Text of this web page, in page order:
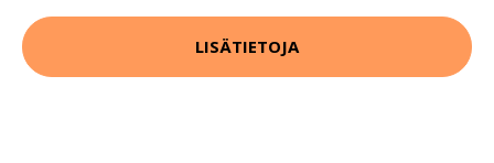
LISÄTIETOJA